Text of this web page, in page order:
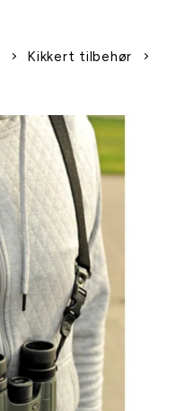
Kikkert tilbehør